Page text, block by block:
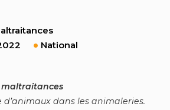
National
dans les animaleries.